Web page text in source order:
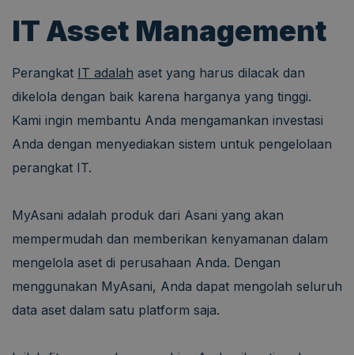
IT Asset Management
Perangkat IT adalah aset yang harus dilacak dan
dikelola dengan baik karena harganya yang tinggi.
Kami ingin membantu Anda mengamankan investasi
Anda dengan menyediakan sistem untuk pengelolaan
perangkat IT.
MyAsani adalah produk dari Asani yang akan
mempermudah dan memberikan kenyamanan dalam
mengelola aset di perusahaan Anda. Dengan
menggunakan MyAsani, Anda dapat mengolah seluruh
data aset dalam satu platform saja.